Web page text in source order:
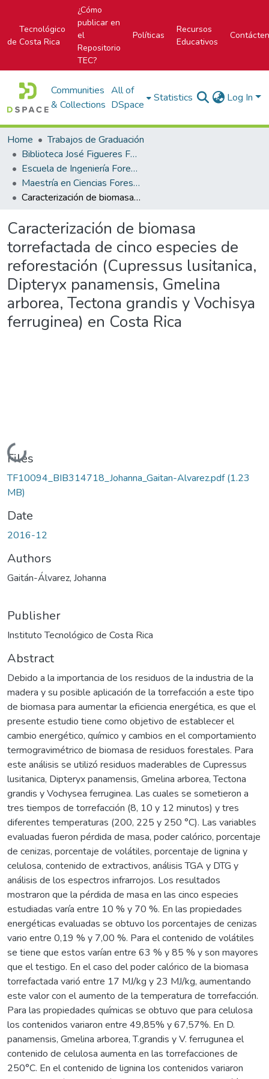
Tecnológico
de Costa Rica
¿Cómo
publicar en
el
Repositorio
TEC?
Políticas
Recursos
Educativos
Communities
& Collections
All of
DSpace
Statistics Log In
Home
Trabajos de Graduación
Biblioteca José Figueres Ferrer
Escuela de Ingeniería Forestal
Maestría en Ciencias Forestales
Caracterización de biomasa torrefactada de cinco especies de reforestación (Cupressus lusitanica, Dipteryx panamensis, Gmelina arborea, Tectona grandis y Vochisya ferruginea) en Costa Rica
Caracterización de biomasa
torrefactada de cinco especies de
reforestación (Cupressus lusitanica,
Dipteryx panamensis, Gmelina
arborea, Tectona grandis y Vochisya
ferruginea) en Costa Rica
Loading...
Files
TF10094_BIB314718_Johanna_Gaitan-Alvarez.pdf(1.23
MB)
Date
2016-12
Authors
Gaitán-Álvarez, Johanna
Publisher
Instituto Tecnológico de Costa Rica
Abstract
Debido a la importancia de los residuos de la industria de la
madera y su posible aplicación de la torrefacción a este tipo
de biomasa para aumentar la eficiencia energética, es que el
presente estudio tiene como objetivo de establecer el
cambio energético, químico y cambios en el comportamiento
termogravimétrico de biomasa de residuos forestales. Para
este análisis se utilizó residuos maderables de Cupressus
lusitanica, Dipteryx panamensis, Gmelina arborea, Tectona
grandis y Vochysea ferruginea. Las cuales se sometieron a
tres tiempos de torrefacción (8, 10 y 12 minutos) y tres
diferentes temperaturas (200, 225 y 250 °C). Las variables
evaluadas fueron pérdida de masa, poder calórico, porcentaje
de cenizas, porcentaje de volátiles, porcentaje de lignina y
celulosa, contenido de extractivos, análisis TGA y DTG y
análisis de los espectros infrarrojos. Los resultados
mostraron que la pérdida de masa en las cinco especies
estudiadas varía entre 10 % y 70 %. En las propiedades
energéticas evaluadas se obtuvo los porcentajes de cenizas
vario entre 0,19 % y 7,00 %. Para el contenido de volátiles
se tiene que estos varían entre 63 % y 85 % y son mayores
que el testigo. En el caso del poder calórico de la biomasa
torrefactada varió entre 17 MJ/kg y 23 MJ/kg, aumentando
este valor con el aumento de la temperatura de torrefacción.
Para las propiedades químicas se obtuvo que para celulosa
los contenidos variaron entre 49,85% y 67,57%. En D.
panamensis, Gmelina arborea, T.grandis y V. ferrugunea el
contenido de celulosa aumenta en las torrefacciones de
250°C. En el contenido de lignina los contenidos variaron